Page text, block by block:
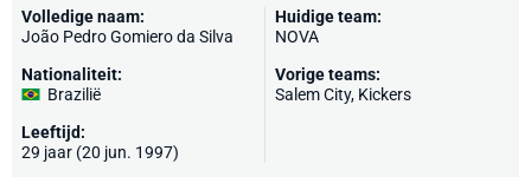
Volledige naam:
João Pedro Gomiero da Silva
Nationaliteit:
Brazilië
Leeftijd:
29 jaar (20 jun. 1997)
Huidige team:
NOVA
Vorige teams:
Salem City, Kickers